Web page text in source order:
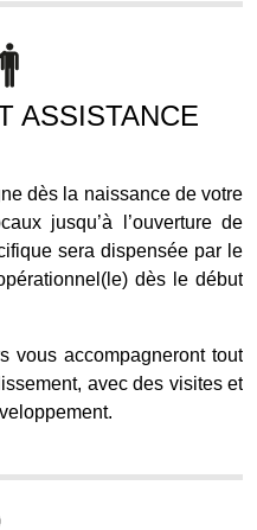
ASSISTANCE
dès la naissance de votre
jusqu’à l’ouverture de
sera dispensée par le
dès le début
vous accompagneront tout
avec des visites et